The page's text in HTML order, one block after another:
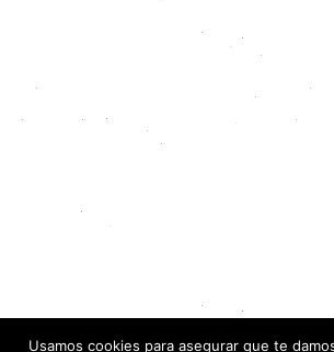
Usamos cookies para asegurar que te